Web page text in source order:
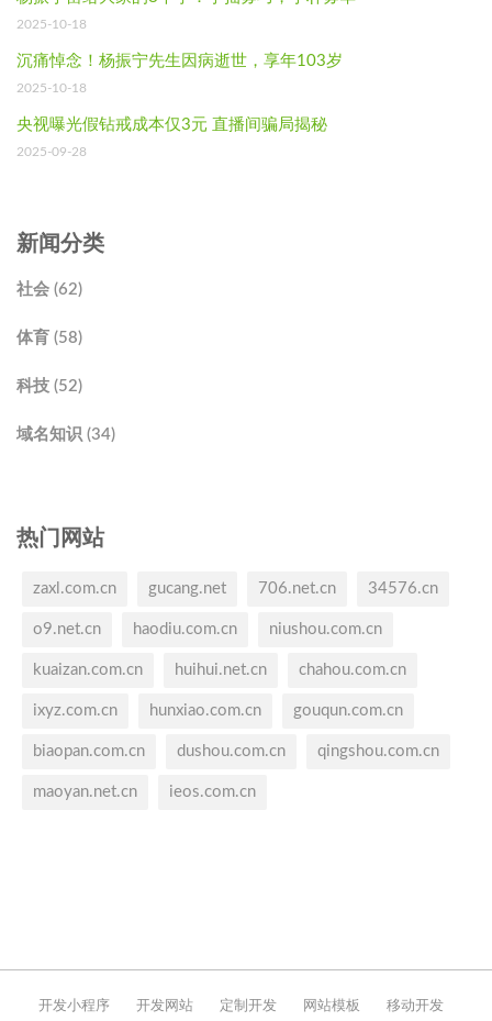
2025-10-18
沉痛悼念！杨振宁先生因病逝世，享年103岁
2025-10-18
央视曝光假钻戒成本仅3元 直播间骗局揭秘
2025-09-28
新闻分类
社会 (62)
体育 (58)
科技 (52)
域名知识 (34)
热门网站
zaxl.com.cn gucang.net 706.net.cn 34576.cn
o9.net.cn haodiu.com.cn niushou.com.cn
kuaizan.com.cn huihui.net.cn chahou.com.cn
ixyz.com.cn hunxiao.com.cn gouqun.com.cn
biaopan.com.cn dushou.com.cn qingshou.com.cn
maoyan.net.cn ieos.com.cn
开发小程序 开发网站 定制开发 网站模板 移动开发